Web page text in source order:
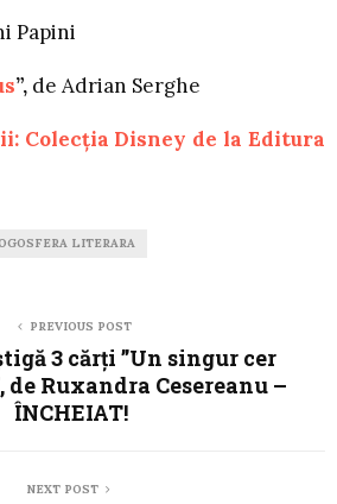
Papini
”, de Adrian Serghe
Colecţia Disney de la Editura
LITERARA
PREVIOUS POST
3 cărți ”Un singur cer
de Ruxandra Cesereanu –
ÎNCHEIAT!
NEXT POST